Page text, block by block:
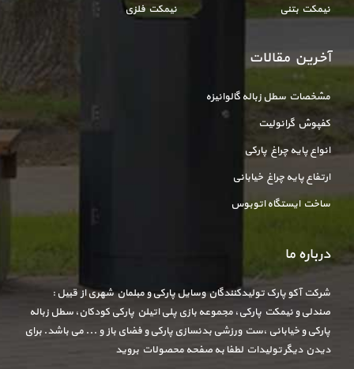
نیمکت بتنی
نیمکت فلزی
آخرین مقالات
مشخصات سطل زباله گالوانیزه
کفپوش گرانولیت
انواع پایه چراغ پارکی
ارتفاع پایه چراغ خیابانی
ساخت ایستگاه اتوبوس
درباره ما
شرکت آکو پارک تولیدکنندگان وسایل پارکی و مبلمان شهری از قبیل :
صندلی و نیمکت پارکی، مجموعه بازی پلی اتیلن پارکی کودکان، سطل زباله
پارکی و خیابانی ،ست ورزشی بدنسازی پارکی و فضای باز و ... می باشد. برای
دیدن دیگر تولیدات لطفا به صفحه محصولات بروید